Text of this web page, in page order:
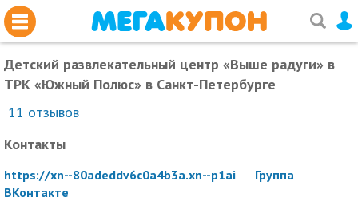
Детский развлекательный центр «Выше радуги» в
ТРК «Южный Полюс» в Санкт-Петербурге
11 отзывов
Контакты
https://xn--80adeddv6c0a4b3a.xn--p1ai
Группа
ВКонтакте